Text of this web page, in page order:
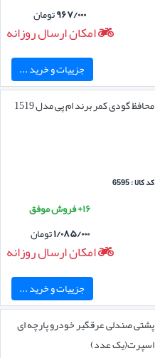
۹۶۷/۰۰۰تومان
امکان ارسال روزانه
جزییات و خرید ...
محافظ گودی کمر برند ام پی مدل 1519
کد کالا : 6595
۱۶+ فروش موفق
۱/۰۸۵/۰۰۰تومان
امکان ارسال روزانه
جزییات و خرید ...
پشتی صندلی عرقگیر خودرو پارچه ای
اسپرت(یک عدد)